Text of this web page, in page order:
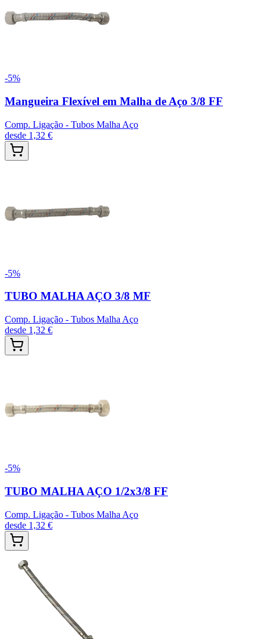
-5%
Mangueira Flexível em Malha de Aço 3/8 FF
Comp. Ligação - Tubos Malha Aço
desde 1,32 €
-5%
TUBO MALHA AÇO 3/8 MF
Comp. Ligação - Tubos Malha Aço
desde 1,32 €
-5%
TUBO MALHA AÇO 1/2x3/8 FF
Comp. Ligação - Tubos Malha Aço
desde 1,32 €